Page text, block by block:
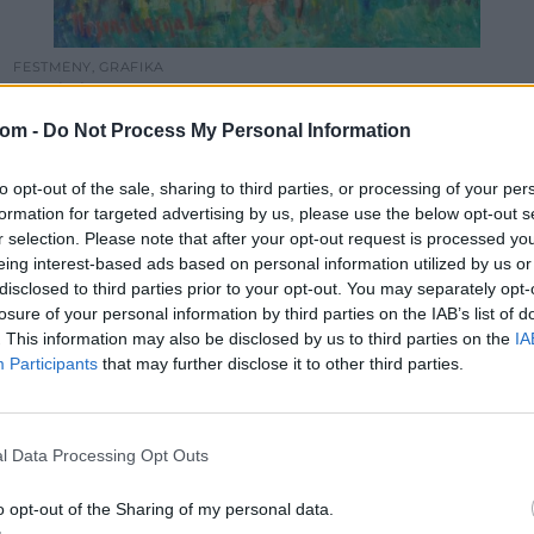
- Do Not Process My Personal Information
opt-out of the sale, sharing to third parties, or processing of your
for targeted advertising by us, please use the below opt-out
selection. Please note that after your opt-out request is processed
interest-based ads based on personal information utilized by us
to third parties prior to your opt-out. You may separately
of your personal information by third parties on the IAB’s list of
This information may also be disclosed by us to third parties on the
Participants that may further disclose it to other third parties.
Data Processing Opt Outs
opt-out of the Sharing of my personal data.
FESTMÉNY, GRAFIKA
123. tétel:
70x60 olaj, vászon
Kikiáltási ár:
150 000
Ft
Aukció: 56. Őszi Aukció
Aukció időpontja: 2017-10-14 18:00
MEGTEKINTEM